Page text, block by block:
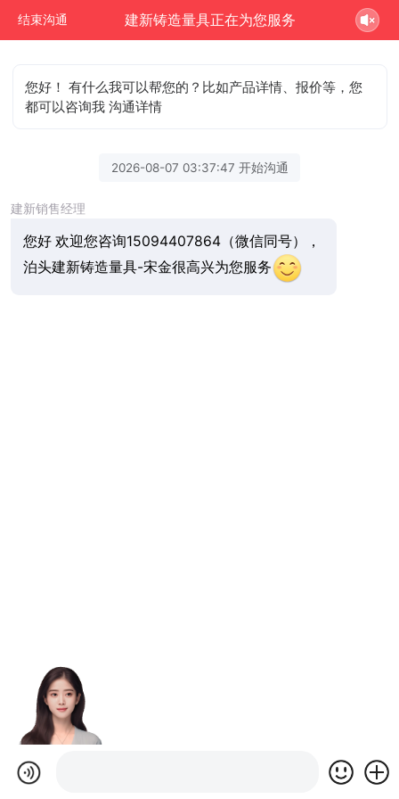
结束沟通 建新铸造量具正在为您服务
您好！ 有什么我可以帮您的？比如产品详情、报价等，您
都可以咨询我 沟通详情
2026-08-07 03:37:47 开始沟通
建新销售经理
您好 欢迎您咨询15094407864（微信同号），
泊头建新铸造量具-宋金很高兴为您服务